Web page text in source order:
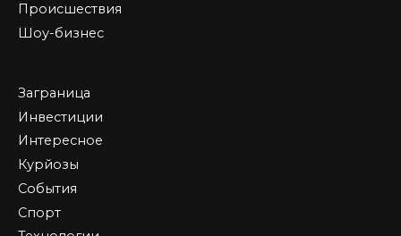
Происшествия
Шоу-бизнес
Заграница
Инвестиции
Интересное
Курйозы
События
Спорт